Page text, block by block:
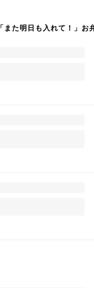
「また明日も入れて！」